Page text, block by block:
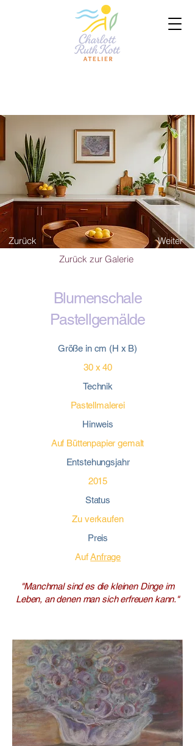
Zurück
Weiter
Zurück zur Galerie
Blumenschale
Pastellgemälde
Größe in cm (H x B)
30 x 40
Technik
Pastellmalerei
Hinweis
Auf Büttenpapier gemalt
Entstehungsjahr
2015
Status
Zu verkaufen
Preis
AufAnfrage
"Manchmal sind es die kleinen Dinge im
Leben, an denen man sich erfreuen kann."